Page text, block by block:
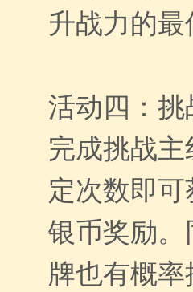
升战力的
活动四：
完成挑战
定次数即
银币奖励
牌也有概